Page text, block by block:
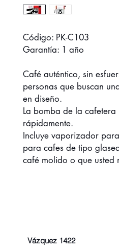
Código: PK-C103
Garantía: 1 año
Café auténtico, sin
personas que buscan
en diseño.
La bomba de la
rápidamente.
Incluye vaporizador
para cafes de tipo
café molido o que usted
Vázquez 1422